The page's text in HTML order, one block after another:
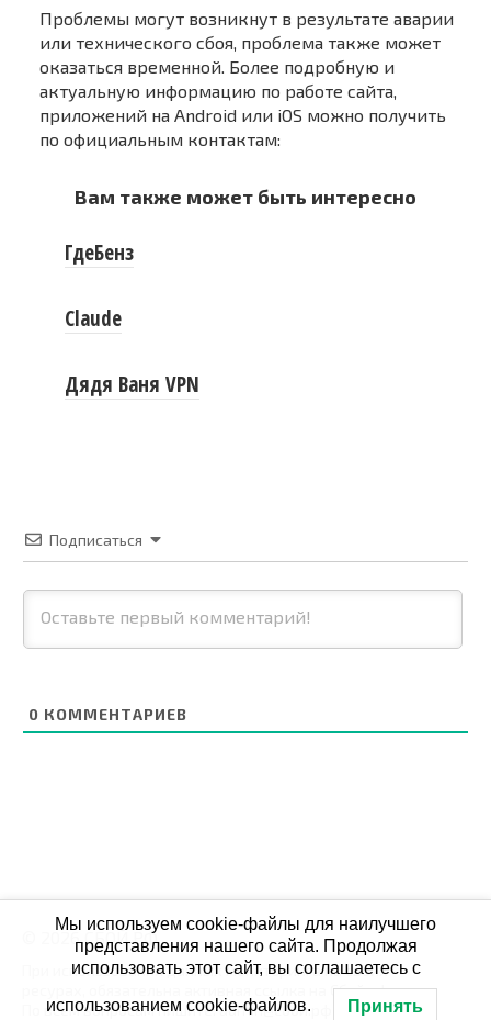
Проблемы могут возникнут в результате аварии
или технического сбоя, проблема также может
оказаться временной. Более подробную и
актуальную информацию по работе сайта,
приложений на Android или iOS можно получить
по официальным контактам:
Вам также может быть интересно
ГдеБенз
Claude
Дядя Ваня VPN
Подписаться
0 КОММЕНТАРИЕВ
© 2026 СБОЙ.РФ
При использовании данных мониторинга на своих
ресурах, обязательна активная ссылка на Сбой.рф
По всем вопросам пишите: admin@сбой.рф
Мы используем cookie-файлы для наилучшего
представления нашего сайта. Продолжая
использовать этот сайт, вы соглашаетесь с
использованием cookie-файлов. Принять